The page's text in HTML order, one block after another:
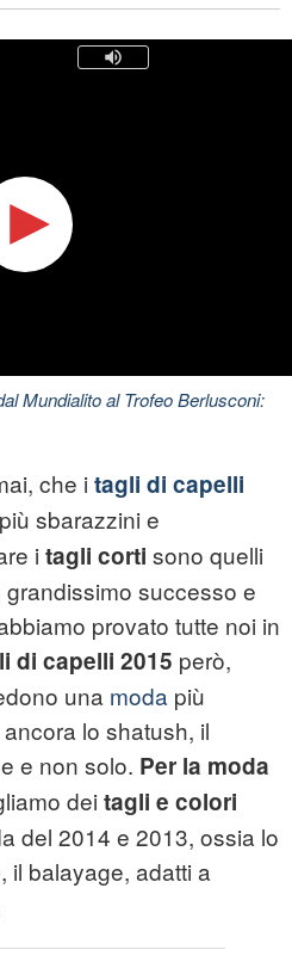
Mundialito al Trofeo Berlusconi:
che i tagli di capelli
sbarazzini e
i tagli corti sono quelli
successo e
provato tutte noi in
di capelli 2015 però,
una moda più
lo shatush, il
e non solo. Per la moda
dei tagli e colori
del 2014 e 2013, ossia lo
il balayage, adatti a